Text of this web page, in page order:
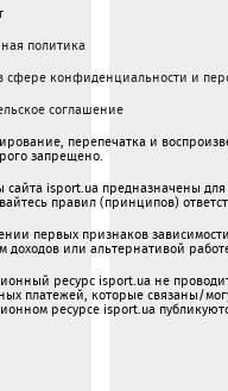
политика
сфере конфиденциальности и
соглашение
перепечатка и
запрещено.
isport.ua предназначены для
правил (принципов)
первых признаков
доходов или альтернативой
ресурс isport.ua не
платежей, которые связаны/
ресурсе isport.ua